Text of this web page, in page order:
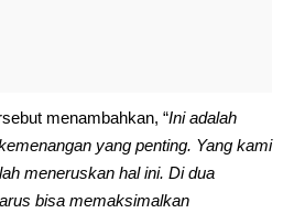
menambahkan, “Ini adalah
yang penting. Yang kami
meneruskan hal ini. Di dua
bisa memaksimalkan